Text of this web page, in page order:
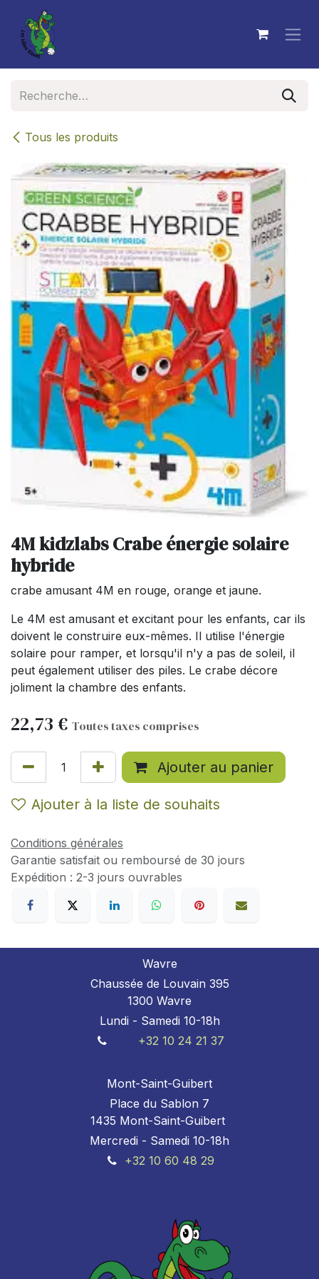
Se rendre au contenu
Tous les produits
4M kidzlabs Crabe énergie solaire
hybride
crabe amusant 4M en rouge, orange et jaune.
Le 4M est amusant et excitant pour les enfants, car ils
doivent le construire eux-mêmes. Il utilise l'énergie
solaire pour ramper, et lorsqu'il n'y a pas de soleil, il
peut également utiliser des piles. Le crabe décore
joliment la chambre des enfants.
22,73 € Toutes taxes comprises
Ajouter au panier
Ajouter à la liste de souhaits
Conditions générales
Garantie satisfait ou remboursé de 30 jours
Expédition : 2-3 jours ouvrables
Wavre
Chaussée de Louvain 395
1300 Wavre
Lundi - Samedi 10-18h
+32 10 24 21 37
Mont-Saint-Guibert
Place du Sablon 7
1435 Mont-Saint-Guibert
Mercredi - Samedi 10-18h
+32 10 60 48 29